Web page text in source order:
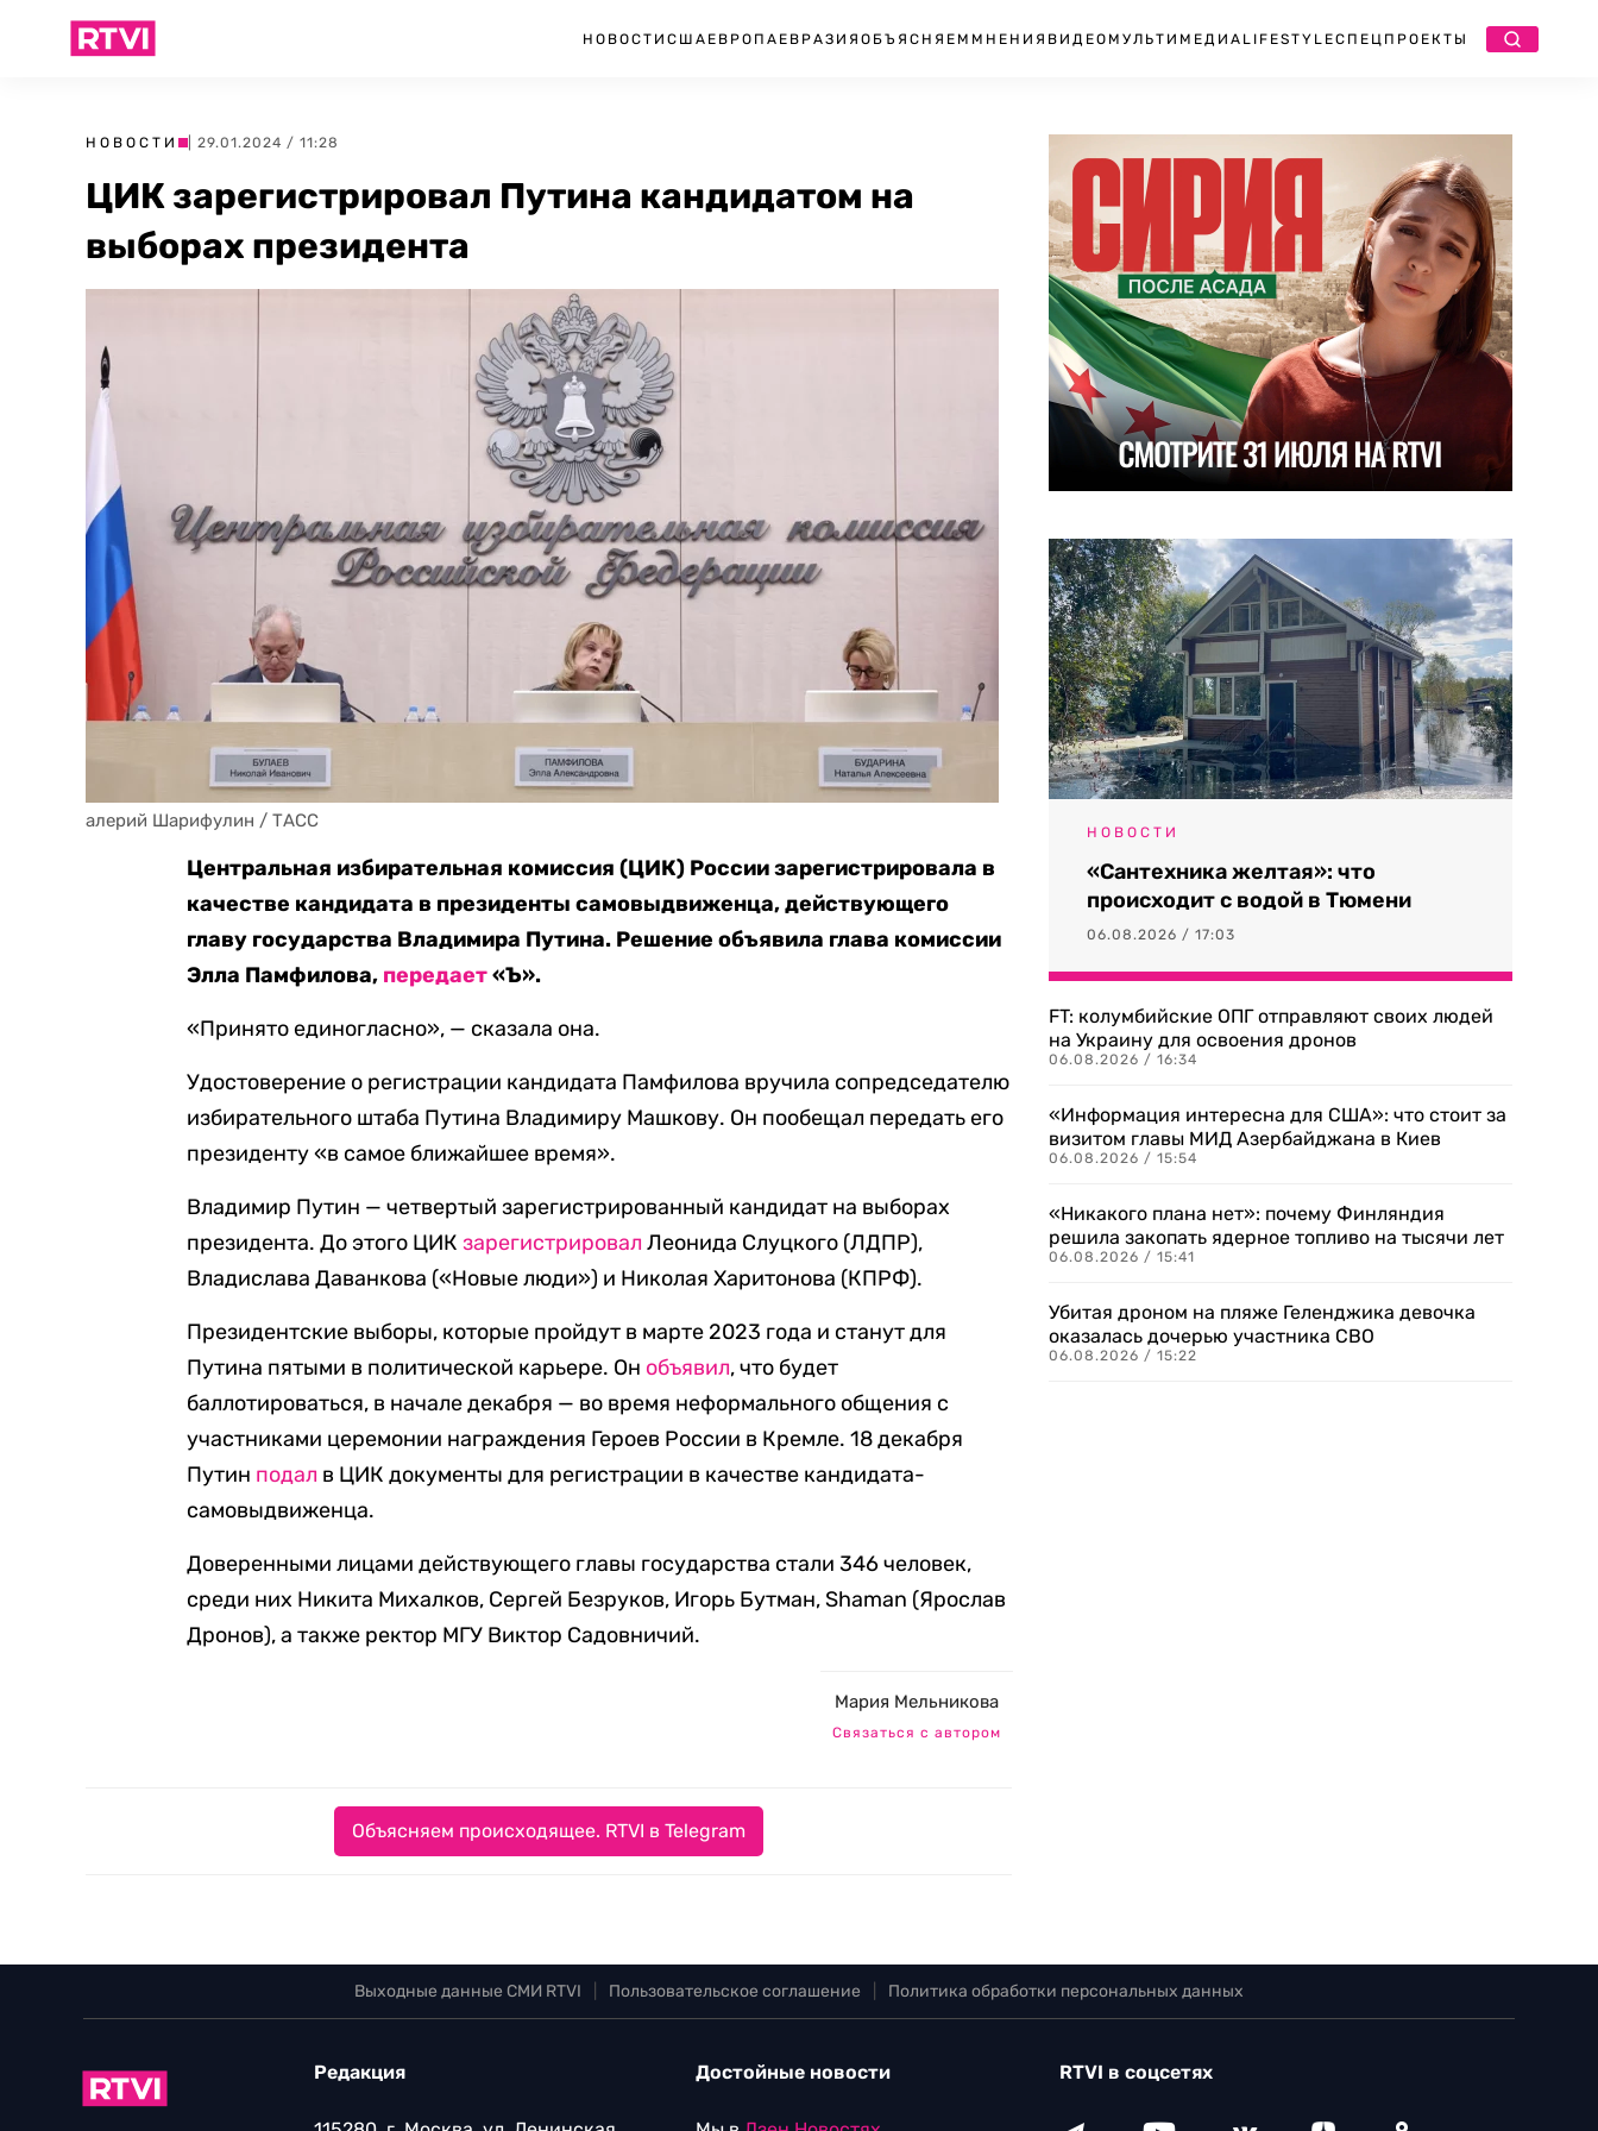
НОВОСТИ США ЕВРОПА ЕВРАЗИЯ ОБЪЯСНЯЕМ МНЕНИЯ ВИДЕО МУЛЬТИМЕДИА LIFESTYLEСПЕЦПРОЕКТЫ
НОВОСТИ | 29.01.2024 / 11:28
ЦИК зарегистрировал Путина кандидатом на
выборах президента
алерий Шарифулин / ТАСС
Центральная избирательная комиссия (ЦИК) России зарегистрировала в
качестве кандидата в президенты самовыдвиженца, действующего
главу государства Владимира Путина. Решение объявила глава комиссии
Элла Памфилова, передает«Ъ».
«Принято единогласно», — сказала она.
Удостоверение о регистрации кандидата Памфилова вручила сопредседателю
избирательного штаба Путина Владимиру Машкову. Он пообещал передать его
президенту «в самое ближайшее время».
Владимир Путин — четвертый зарегистрированный кандидат на выборах
президента. До этого ЦИКзарегистрировал Леонида Слуцкого (ЛДПР),
Владислава Даванкова («Новые люди») и Николая Харитонова (КПРФ).
Президентские выборы, которые пройдут в марте 2023 года и станут для
Путина пятыми в политической карьере. Он объявил, что будет
баллотироваться, в начале декабря — во время неформального общения с
участниками церемонии награждения Героев России в Кремле. 18 декабря
Путин подал в ЦИК документы для регистрации в качестве кандидата-
самовыдвиженца.
Доверенными лицами действующего главы государства стали 346 человек,
среди них Никита Михалков, Сергей Безруков, Игорь Бутман, Shaman (Ярослав
Дронов), а также ректор МГУ Виктор Садовничий.
Мария Мельникова
Связаться с автором
Объясняем происходящее. RTVI в Telegram
НОВОСТИ
«Сантехника желтая»: что
происходит с водой в Тюмени
06.08.2026 / 17:03
FT: колумбийские ОПГ отправляют своих людей
на Украину для освоения дронов
06.08.2026 / 16:34
«Информация интересна для США»: что стоит за
визитом главы МИД Азербайджана в Киев
06.08.2026 / 15:54
«Никакого плана нет»: почему Финляндия
решила закопать ядерное топливо на тысячи лет
06.08.2026 / 15:41
Убитая дроном на пляже Геленджика девочка
оказалась дочерью участника СВО
06.08.2026 / 15:22
Выходные данные СМИ RTVI Пользовательское соглашение Политика обработки персональных данных
Редакция Достойные новости RTVI в соцсетях